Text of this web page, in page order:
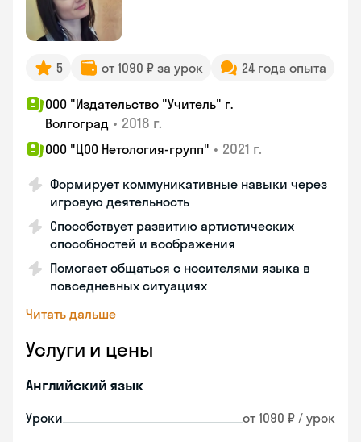
5 от 1090 ₽ за урок 24 года опыта
ООО "Издательство "Учитель" г.
Волгоград • 2018 г.
ООО "ЦОО Нетология-групп" • 2021 г.
Формирует коммуникативные навыки через
игровую деятельность
Способствует развитию артистических
способностей и воображения
Помогает общаться с носителями языка в
повседневных ситуациях
Читать дальше
Услуги и цены
Английский язык
Уроки от 1090 ₽ / урок